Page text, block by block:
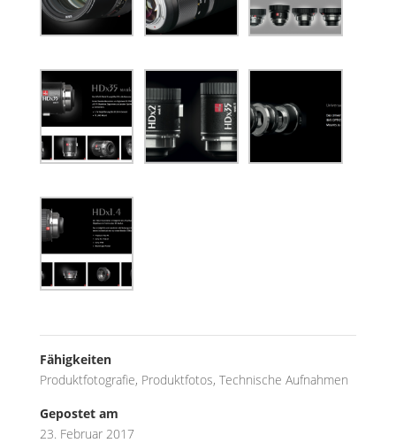
Fähigkeiten
Produktfotografie, Produktfotos, Technische Aufnahmen
Gepostet am
23. Februar 2017